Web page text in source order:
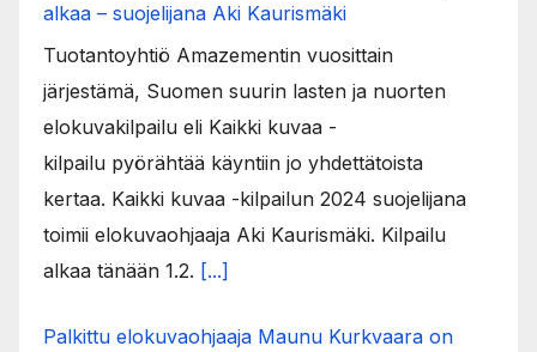
alkaa – suojelijana Aki Kaurismäki
Tuotantoyhtiö Amazementin vuosittain
järjestämä, Suomen suurin lasten ja nuorten
elokuvakilpailu eli Kaikki kuvaa -
kilpailu pyörähtää käyntiin jo yhdettätoista
kertaa. Kaikki kuvaa -kilpailun 2024 suojelijana
toimii elokuvaohjaaja Aki Kaurismäki. Kilpailu
alkaa tänään 1.2. [...]
Palkittu elokuvaohjaaja Maunu Kurkvaara on